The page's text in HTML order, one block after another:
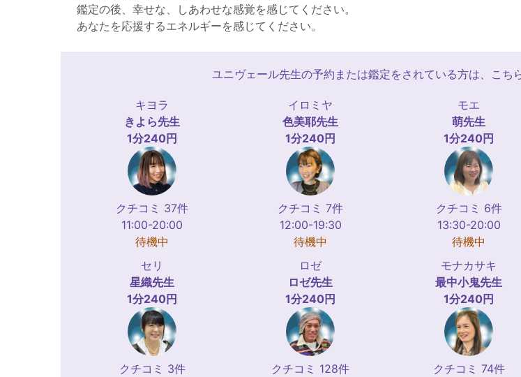
鑑定の後、幸せな、しあわせな感覚を感じてください。
あなたを応援するエネルギーを感じてください。
ユニヴェール先生の予約または鑑定をされている方は、こち
キヨラ
きよら先生
1分240円
クチコミ 37件
11:00-20:00
待機中
イロミヤ
色美耶先生
1分240円
クチコミ 7件
12:00-19:30
待機中
モエ
萌先生
1分240円
クチコミ 6件
13:30-20:00
待機中
セリ
星織先生
1分240円
クチコミ 3件
ロゼ
ロゼ先生
1分240円
クチコミ 128件
モナカサキ
最中小鬼先生
1分240円
クチコミ 74件